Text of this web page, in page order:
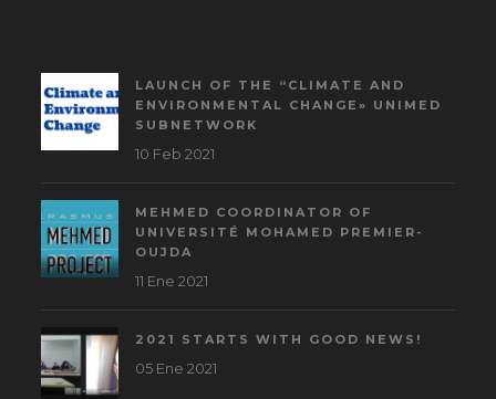
LAUNCH OF THE “CLIMATE AND
ENVIRONMENTAL CHANGE» UNIMED
SUBNETWORK
10 Feb 2021
MEHMED COORDINATOR OF
UNIVERSITÉ MOHAMED PREMIER-
OUJDA
11 Ene 2021
2021 STARTS WITH GOOD NEWS!
05 Ene 2021